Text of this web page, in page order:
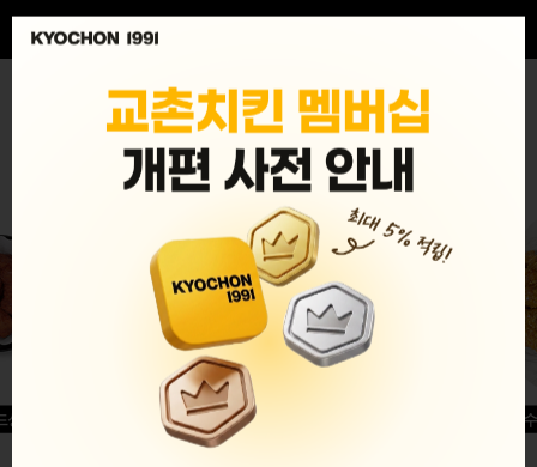
MENU
글윙
반반순살[레드+허니]
허니옥